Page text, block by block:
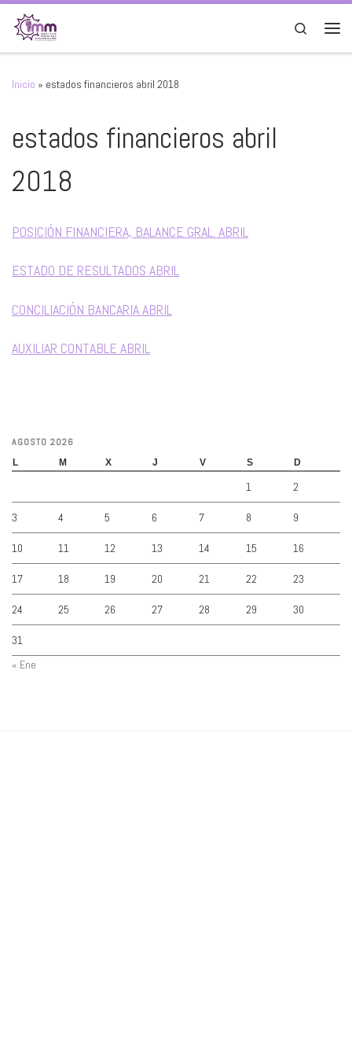
Saltar al contenido
Search
Inicio » estados financieros abril 2018
estados financieros abril
2018
POSICIÓN FINANCIERA, BALANCE GRAL. ABRIL
ESTADO DE RESULTADOS ABRIL
CONCILIACIÓN BANCARIA ABRIL
AUXILIAR CONTABLE ABRIL
AGOSTO 2026
L M X J V S D
1 2
3 4 5 6 7 8 9
10 11 12 13 14 15 16
17 18 19 20 21 22 23
24 25 26 27 28 29 30
31
« Ene